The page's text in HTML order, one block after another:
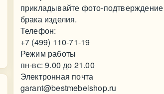
прикладывайте фото-подтверждение
брака изделия.
Телефон:
+7 (499) 110-71-19
Режим работы
пн-вс: 9.00 до 21.00
Электронная почта
garant@bestmebelshop.ru